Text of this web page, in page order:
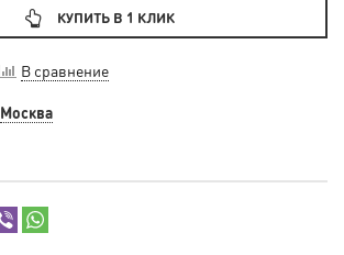
КУПИТЬ В 1 КЛИК
В сравнение
Москва